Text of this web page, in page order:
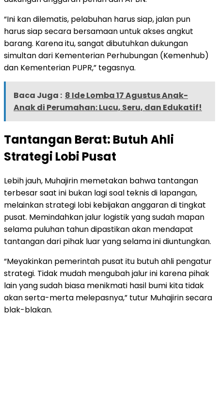
“Ini kan dilematis, pelabuhan harus siap, jalan pun
harus siap secara bersamaan untuk akses angkut
barang. Karena itu, sangat dibutuhkan dukungan
simultan dari Kementerian Perhubungan (Kemenhub)
dan Kementerian PUPR,” tegasnya.
Baca Juga : 8 Ide Lomba 17 Agustus Anak-
Anak di Perumahan: Lucu, Seru, dan Edukatif!
Tantangan Berat: Butuh Ahli
Strategi Lobi Pusat
Lebih jauh, Muhajirin memetakan bahwa tantangan
terbesar saat ini bukan lagi soal teknis di lapangan,
melainkan strategi lobi kebijakan anggaran di tingkat
pusat. Memindahkan jalur logistik yang sudah mapan
selama puluhan tahun dipastikan akan mendapat
tantangan dari pihak luar yang selama ini diuntungkan.
“Meyakinkan pemerintah pusat itu butuh ahli pengatur
strategi. Tidak mudah mengubah jalur ini karena pihak
lain yang sudah biasa menikmati hasil bumi kita tidak
akan serta-merta melepasnya,” tutur Muhajirin secara
blak-blakan.